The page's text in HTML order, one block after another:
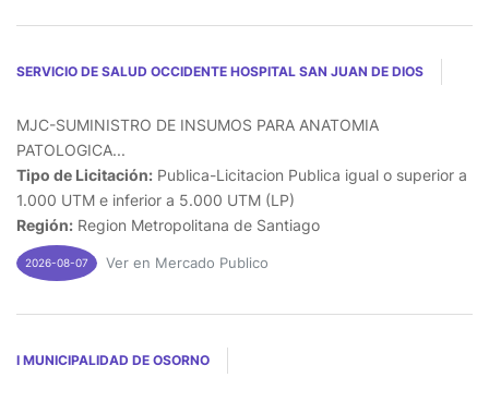
SERVICIO DE SALUD OCCIDENTE HOSPITAL SAN JUAN DE DIOS
MJC-SUMINISTRO DE INSUMOS PARA ANATOMIA
PATOLOGICA...
Tipo de Licitación: Publica-Licitacion Publica igual o superior a
1.000 UTM e inferior a 5.000 UTM (LP)
Región: Region Metropolitana de Santiago
2026-08-07 Ver en Mercado Publico
I MUNICIPALIDAD DE OSORNO